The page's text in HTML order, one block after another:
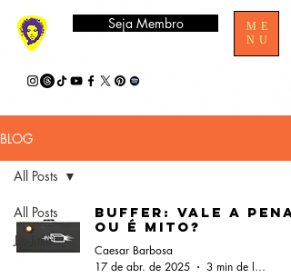
Seja Membro
ME
NU
BLOG
All Posts
Jiu-Jitsu
All Posts
Buffer: vale a pena
ou é mito?
Caesar Barbosa
17 de abr. de 2025
3 min de leitura